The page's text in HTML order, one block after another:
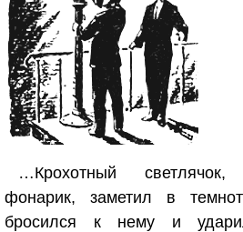
…Крохотный
фонарик, заметил в
бросился к нему и